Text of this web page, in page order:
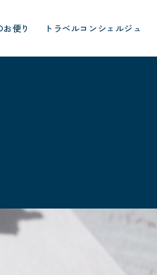
便り トラベルコンシェルジュ